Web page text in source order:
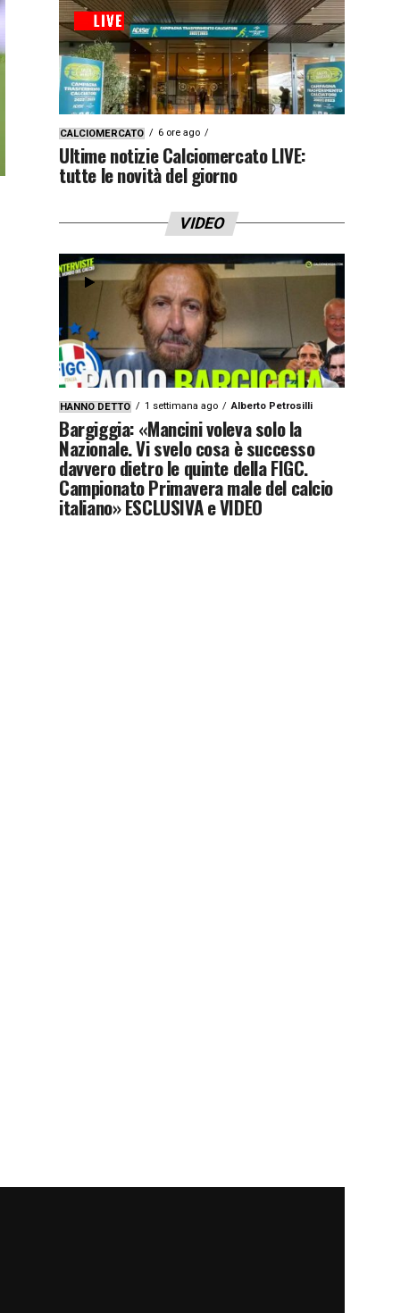
CALCIOMERCATO 6 ore ago
Ultime notizie Calciomercato LIVE:
tutte le novità del giorno
VIDEO
HANNO DETTO 1 settimana ago Alberto Petrosilli
Bargiggia: «Mancini voleva solo la
Nazionale. Vi svelo cosa è successo
davvero dietro le quinte della FIGC.
Campionato Primavera male del calcio
italiano» ESCLUSIVA e VIDEO